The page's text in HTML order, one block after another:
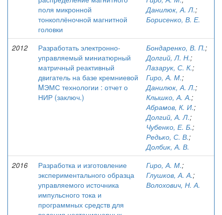
поля микронной
тонкоплёночной магнитной
головки
Данилюк, А. Л.;
Борисенко, В. Е.
2012
Разработать электронно-
управляемый миниатюрный
матричный реактивный
двигатель на базе кремниевой
MЭМС технологии : отчет о
НИР (заключ.)
Бондаренко, В. П.;
Долгий, Л. Н.;
Лазарук, С. К.;
Гиро, А. М.;
Данилюк, А. Л.;
Клышко, А. А.;
Абрамов, К. И.;
Долгий, А. Л.;
Чубенко, Е. Б.;
Редько, С. В.;
Долбик, А. В.
2016
Разработка и изготовление
экспериментального образца
управляемого источника
импульсного тока и
программных средств для
Гиро, А. М.;
Глушков, А. А.;
Волохович, Н. А.